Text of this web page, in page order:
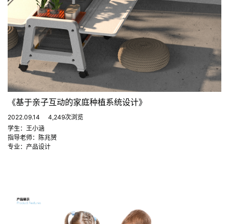
《基于亲子互动的家庭种植系统设计》
2022.09.14
4,249次浏览
学生：王小涵
指导老师：陈兆赟
专业：产品设计